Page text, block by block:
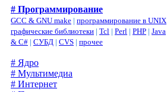
# Программирование
GCC & GNU make | программирование в UNIX
графические библиотеки | Tcl | Perl | PHP | Java
& C# | СУБД | CVS | прочее
# Ядро
# Мультимедиа
# Интернет